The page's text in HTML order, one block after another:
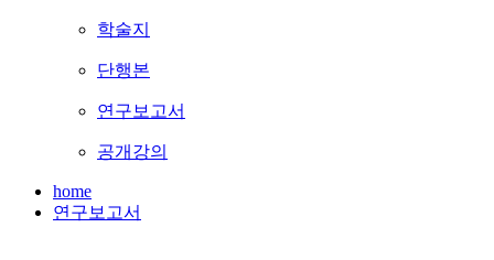
학술지
단행본
연구보고서
공개강의
home
연구보고서